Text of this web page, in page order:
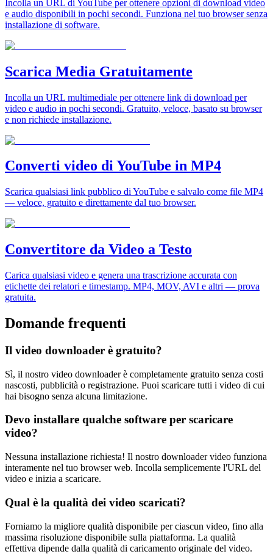
Incolla un URL di YouTube per ottenere opzioni di download video
e audio disponibili in pochi secondi. Funziona nel tuo browser senza
installazione di software.
Scarica Media Gratuitamente
Incolla un URL multimediale per ottenere link di download per
video e audio in pochi secondi. Gratuito, veloce, basato su browser
e non richiede installazione.
Converti video di YouTube in MP4
Scarica qualsiasi link pubblico di YouTube e salvalo come file MP4
— veloce, gratuito e direttamente dal tuo browser.
Convertitore da Video a Testo
Carica qualsiasi video e genera una trascrizione accurata con
etichette dei relatori e timestamp. MP4, MOV, AVI e altri — prova
gratuita.
Domande frequenti
Il video downloader è gratuito?
Sì, il nostro video downloader è completamente gratuito senza costi
nascosti, pubblicità o registrazione. Puoi scaricare tutti i video di cui
hai bisogno senza alcuna limitazione.
Devo installare qualche software per scaricare
video?
Nessuna installazione richiesta! Il nostro downloader video funziona
interamente nel tuo browser web. Incolla semplicemente l'URL del
video e inizia a scaricare.
Qual è la qualità dei video scaricati?
Forniamo la migliore qualità disponibile per ciascun video, fino alla
massima risoluzione disponibile sulla piattaforma. La qualità
effettiva dipende dalla qualità di caricamento originale del video.